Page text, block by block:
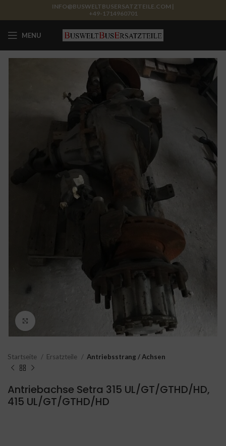
INFO@BUSWELTBUSERSATZTEILE.COM |
+49-1714960701
MENU
Startseite Ersatzteile Antriebsstrang / Achsen
Antriebachse Setra 315 UL/GT/GTHD/HD,
415 UL/GT/GTHD/HD